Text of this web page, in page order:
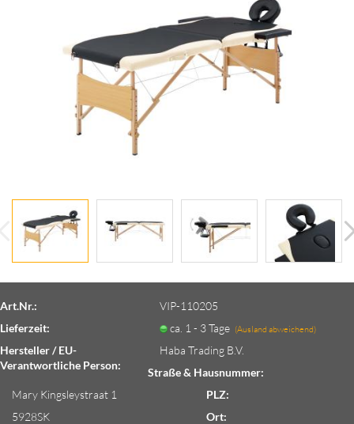
Art.Nr.:
VIP-110205
Lieferzeit:
ca. 1 - 3 Tage (Ausland abweichend)
Hersteller / EU-
Verantwortliche Person:
Haba Trading B.V.
Straße & Hausnummer:
Mary Kingsleystraat 1
PLZ:
5928SK
Ort: